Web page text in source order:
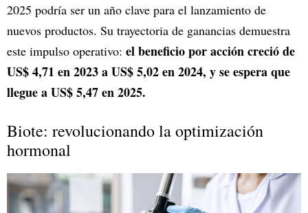
2025 podría ser un año clave para el lanzamiento de
nuevos productos. Su trayectoria de ganancias demuestra
este impulso operativo: el beneficio por acción creció de
US$ 4,71 en 2023 a US$ 5,02 en 2024, y se espera que
llegue a US$ 5,47 en 2025.
Biote: revolucionando la optimización
hormonal